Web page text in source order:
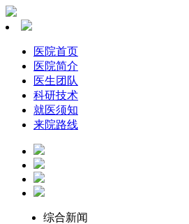
医院首页
医院简介
医生团队
科研技术
就医须知
来院路线
综合新闻